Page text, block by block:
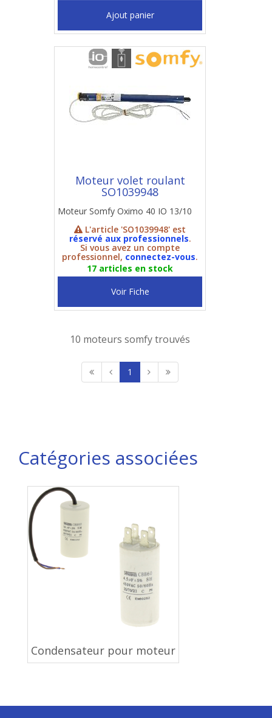
Ajout panier
Moteur volet roulant
SO1039948
Moteur Somfy Oximo 40 IO 13/10
L'article 'SO1039948' est
réservé aux professionnels.
Si vous avez un compte
professionnel, connectez-vous.
17 articles en stock
Voir Fiche
10 moteurs somfy trouvés
1
Catégories associées
Condensateur pour moteur